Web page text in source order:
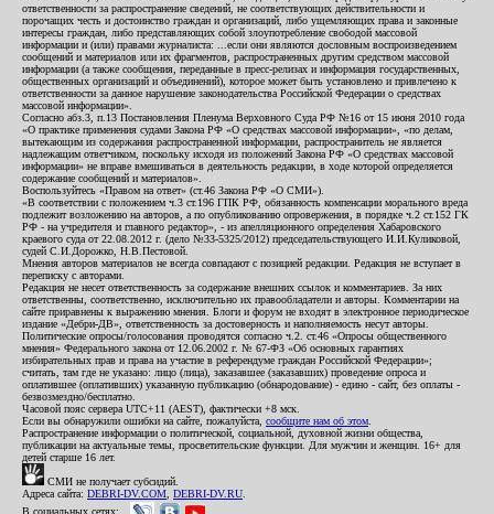
ответственности за распространение сведений, не соответствующих действительности и
порочащих честь и достоинство граждан и организаций, либо ущемляющих права и законные
интересы граждан, либо представляющих собой злоупотребление свободой массовой
информации и (или) правами журналиста: ...если они являются дословным воспроизведением
сообщений и материалов или их фрагментов, распространенных другим средством массовой
информации (а также сообщения, переданные в пресс-релизах и информация государственных,
общественных организаций и объединений), которое может быть установлено и привлечено к
ответственности за данное нарушение законодательства Российской Федерации о средствах
массовой информации».
Согласно абз.3, п.13 Постановления Пленума Верховного Суда РФ №16 от 15 июня 2010 года
«О практике применения судами Закона РФ «О средствах массовой информации», «по делам,
вытекающим из содержания распространенной информации, распространитель не является
надлежащим ответчиком, поскольку исходя из положений Закона РФ «О средствах массовой
информации» не вправе вмешиваться в деятельность редакции, в ходе которой определяется
содержание сообщений и материалов».
Воспользуйтесь «Правом на ответ» (ст.46 Закона РФ «О СМИ»).
«В соответствии с положением ч.3 ст.196 ГПК РФ, обязанность компенсации морального вреда
подлежит возложению на авторов, а по опубликованию опровержения, в порядке ч.2 ст.152 ГК
РФ - на учредителя и главного редактор», - из апелляционного определения Хабаровского
краевого суда от 22.08.2012 г. (дело №33-5325/2012) председательствующего И.И.Куликовой,
судей С.И.Дорожко, Н.В.Пестовой.
Мнения авторов материалов не всегда совпадают с позицией редакции. Редакция не вступает в
переписку с авторами.
Редакция не несет ответственность за содержание внешних ссылок и комментариев. За них
ответственны, соответственно, исключительно их правообладатели и авторы. Комментарии на
сайте приравнены к выражению мнения. Блоги и форум не входят в электронное периодическое
издание «Дебри-ДВ», ответственность за достоверность и наполняемость несут авторы.
Политические опросы/голосования проводятся согласно ч.2. ст.46 «Опросы общественного
мнения» Федерального закона от 12.06.2002 г. № 67-ФЗ «Об основных гарантиях
избирательных прав и права на участие в референдуме граждан Российской Федерации»;
считать, там где не указано: лицо (лица), заказавшее (заказавших) проведение опроса и
оплатившее (оплативших) указанную публикацию (обнародование) - едино - сайт, без оплаты -
безвозмездно/бесплатно.
Часовой пояс сервера UTC+11 (AEST), фактически +8 мск.
Если вы обнаружили ошибки на сайте, пожалуйста, сообщите нам об этом
Распространение информации о политической, социальной, духовной жизни общества,
публикации на актуальные темы, просветительские функции. Для мужчин и женщин. 16+ для
детей старше 16 лет.
СМИ не получает субсидий.
Адреса сайта: DEBRI-DV.COM DEBRI-DV.RU
В социальных сетях: